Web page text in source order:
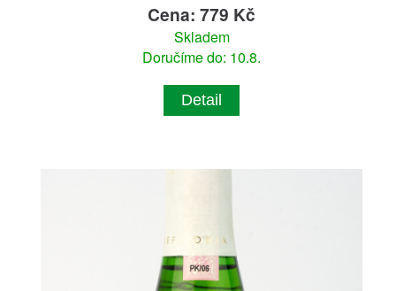
Cena: 779 Kč
Skladem
Doručíme do: 10.8.
Detail